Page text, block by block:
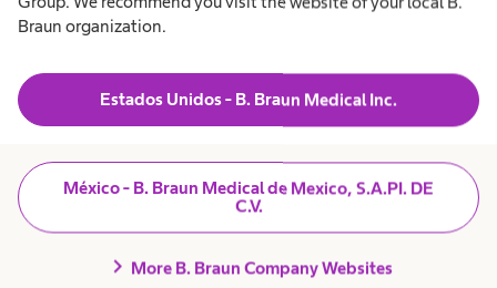
Braun organization.
Estados Unidos - B. Braun Medical Inc.
México - B. Braun Medical de Mexico, S.A.PI. DE
C.V.
chevron_right More B. Braun Company Websites